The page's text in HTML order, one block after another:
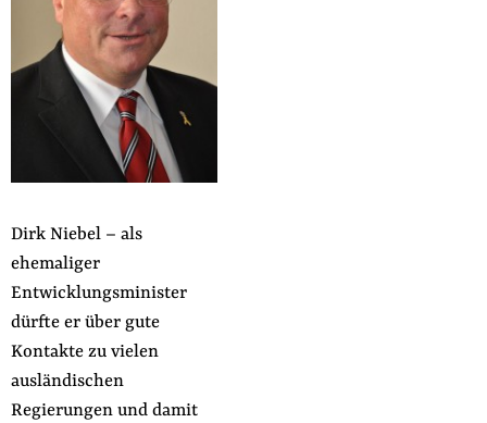
Impressum
Folge Uns
Dirk Niebel – als
ehemaliger
Entwicklungsminister
dürfte er über gute
Kontakte zu vielen
ausländischen
Regierungen und damit